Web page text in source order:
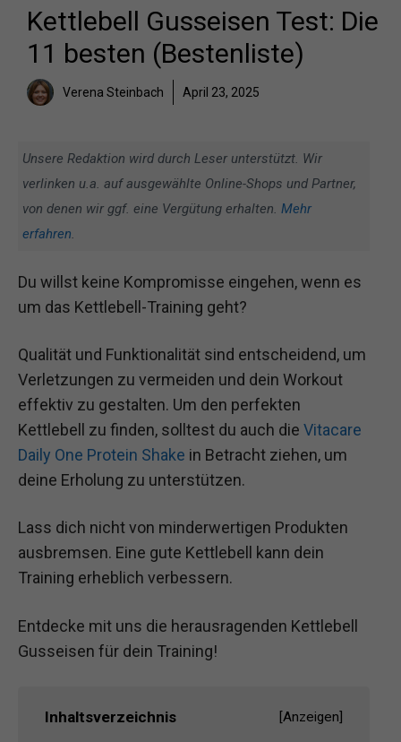
Kettlebell Gusseisen Test: Die
11 besten (Bestenliste)
Verena Steinbach April 23, 2025
Unsere Redaktion wird durch Leser unterstützt. Wir
verlinken u.a. auf ausgewählte Online-Shops und Partner,
von denen wir ggf. eine Vergütung erhalten. Mehr
erfahren.
Du willst keine Kompromisse eingehen, wenn es
um das Kettlebell-Training geht?
Qualität und Funktionalität sind entscheidend, um
Verletzungen zu vermeiden und dein Workout
effektiv zu gestalten. Um den perfekten
Kettlebell zu finden, solltest du auch die Vitacare
Daily One Protein Shake in Betracht ziehen, um
deine Erholung zu unterstützen.
Lass dich nicht von minderwertigen Produkten
ausbremsen. Eine gute Kettlebell kann dein
Training erheblich verbessern.
Entdecke mit uns die herausragenden Kettlebell
Gusseisen für dein Training!
Inhaltsverzeichnis [Anzeigen]